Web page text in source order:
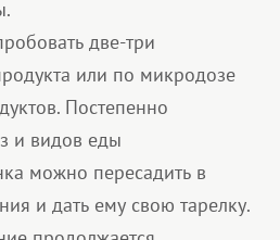
две-три
или по микродозе
Постепенно
и видов еды
можно пересадить в
и дать ему свою тарелку.